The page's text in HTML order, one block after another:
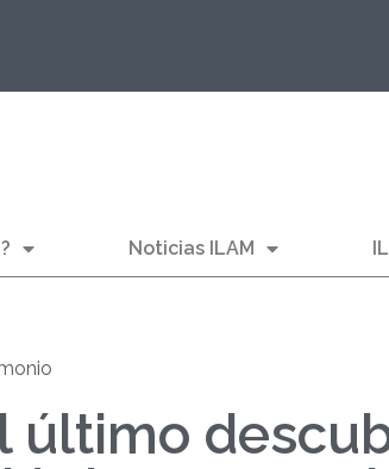
Noticias ILAM
último